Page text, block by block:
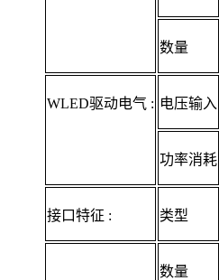
数量
WLED驱动电气 : 电压输入
功率消耗
接口特征 : 类型
数量